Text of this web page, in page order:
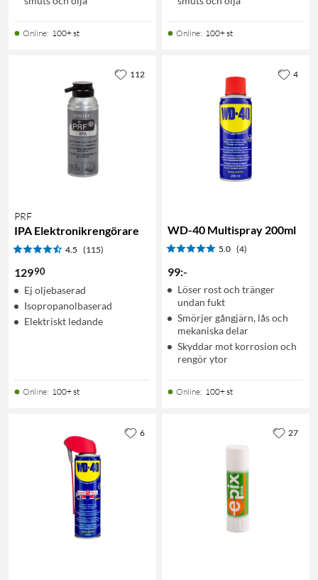
Online: 100+ st Online: 100+ st
PRF
IPA Elektronikrengörare
4.5 (115)
12990
Ej oljebaserad
Isopropanolbaserad
Elektriskt ledande
Online: 100+ st
112
WD-40 Multispray 200ml
5.0 (4)
99:-
Löser rost och tränger
undan fukt
Smörjer gångjärn, lås och
mekaniska delar
Skyddar mot korrosion och
rengör ytor
Online: 100+ st
4
6 27